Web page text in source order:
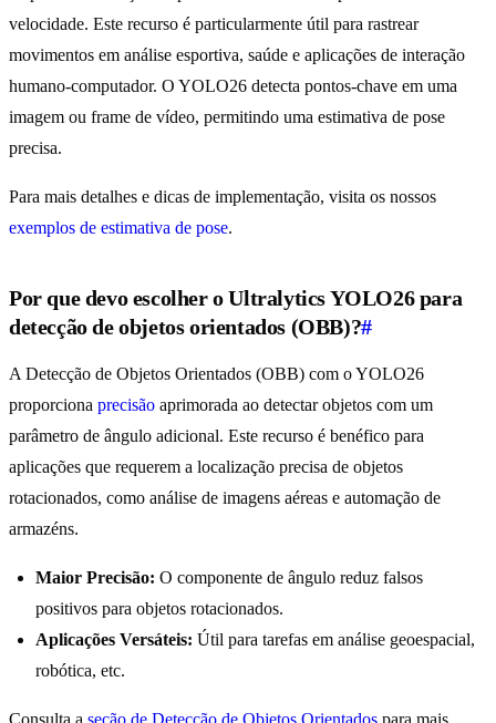
velocidade. Este recurso é particularmente útil para rastrear
movimentos em análise esportiva, saúde e aplicações de interação
humano-computador. O YOLO26 detecta pontos-chave em uma
imagem ou frame de vídeo, permitindo uma estimativa de pose
precisa.
Para mais detalhes e dicas de implementação, visita os nossos
exemplos de estimativa de pose.
Por que devo escolher o Ultralytics YOLO26 para
detecção de objetos orientados (OBB)?#
A Detecção de Objetos Orientados (OBB) com o YOLO26
proporciona precisão aprimorada ao detectar objetos com um
parâmetro de ângulo adicional. Este recurso é benéfico para
aplicações que requerem a localização precisa de objetos
rotacionados, como análise de imagens aéreas e automação de
armazéns.
Maior Precisão: O componente de ângulo reduz falsos
positivos para objetos rotacionados.
Aplicações Versáteis: Útil para tarefas em análise geoespacial,
robótica, etc.